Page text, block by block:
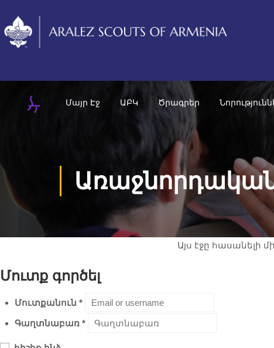
Մայր Էջ ԱԲԿ Ծրագրեր
Այս էջը հասանելի
Մուտք գործել
Մուտքանուն *
Գաղտնաբառ *